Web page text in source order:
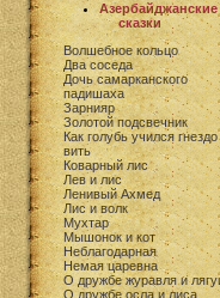
Азербайджанские
сказки
Волшебное кольцо
Два соседа
Дочь самарканского
падишаха
Зарнияр
Золотой подсвечник
Как голубь учился гнездо
вить
Коварный лис
Лев и лис
Ленивый Ахмед
Лис и волк
Мухтар
Мышонок и кот
Неблагодарная
Немая царевна
О дружбе журавля и
О дружбе осла и лиса